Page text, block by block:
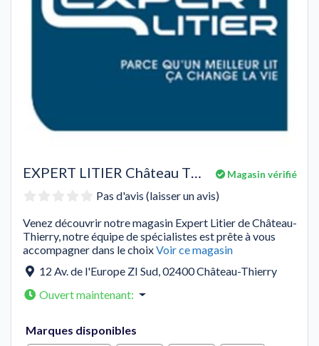
Magasin vérifié
EXPERT LITIER Château Thierry
Pas d'avis (laisser un avis)
Venez découvrir notre magasin Expert Litier de Château-
Thierry, notre équipe de spécialistes est prête à vous
accompagner dans le choixVoir ce magasin
12 Av. de l'Europe ZI Sud,02400Château-Thierry
Ouvert maintenant:
Marques disponibles